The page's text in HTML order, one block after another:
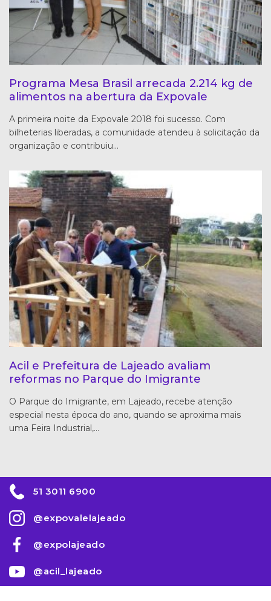
Programa Mesa Brasil arrecada 2.214 kg de
alimentos na abertura da Expovale
A primeira noite da Expovale 2018 foi sucesso. Com
bilheterias liberadas, a comunidade atendeu à solicitação da
organização e contribuiu…
Acil e Prefeitura de Lajeado avaliam
reformas no Parque do Imigrante
O Parque do Imigrante, em Lajeado, recebe atenção
especial nesta época do ano, quando se aproxima mais
uma Feira Industrial,…
51 3011 6900
@expovalelajeado
@expolajeado
@acil_lajeado